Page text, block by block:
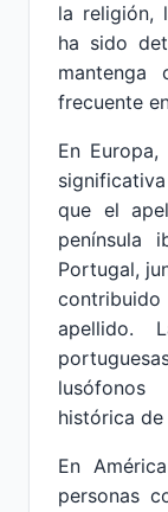
la religión,
ha sido
mantenga
frecuente
En
que el
península
Portugal,
apellido.
histórica
En
personas